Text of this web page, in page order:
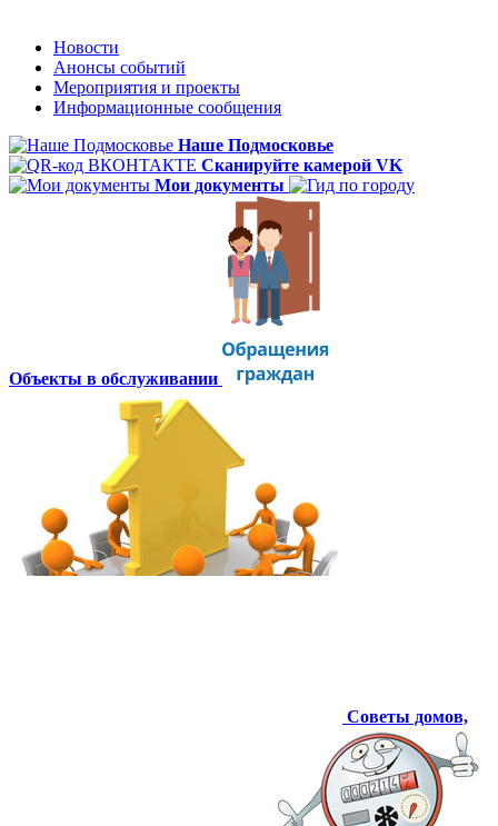
Новости
Анонсы событий
Мероприятия и проекты
Информационные сообщения
Наше Подмосковье
Сканируйте камерой VK
Мои документы
Объекты в обслуживании
Советы домов,